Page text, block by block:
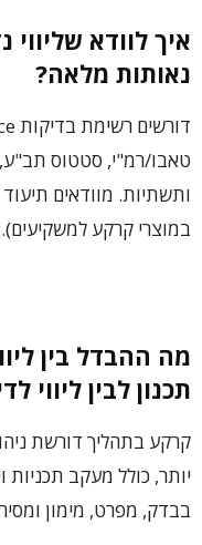
איך לוודא שליווי
נאותות מלאה?
טאבו/רמ"י, סטטוס
במוצרי קרקע למשקיעים).
מה ההבדל בין
תכנון לבין ליווי
קרקע בתהליך דורשת
יותר, כולל מעקב
בבדק, מפרט, מימון